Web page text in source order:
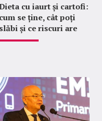
cu iaurt și cartofi:
cum se ține, cât poți
slăbi și ce riscuri are